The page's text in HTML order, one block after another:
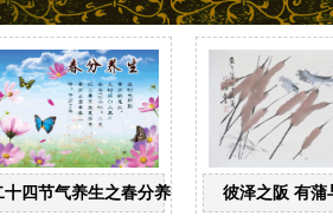
肝
十四节气养生之春分养生 彼泽之阪 有蒲